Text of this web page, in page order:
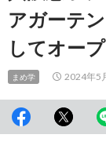
アガーテ
してオー
まめ学 2024年5